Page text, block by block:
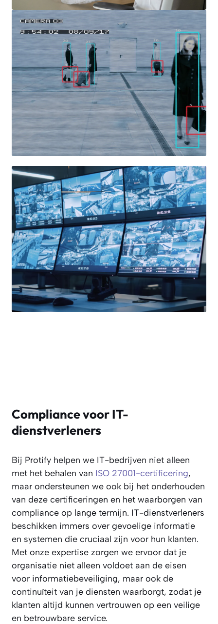
Compliance voor IT-
dienstverleners
Bij Protify helpen we IT-bedrijven niet alleen
met het behalen van ISO 27001-certificering,
maar ondersteunen we ook bij het onderhouden
van deze certificeringen en het waarborgen van
compliance op lange termijn. IT-dienstverleners
beschikken immers over gevoelige informatie
en systemen die cruciaal zijn voor hun klanten.
Met onze expertise zorgen we ervoor dat je
organisatie niet alleen voldoet aan de eisen
voor informatiebeveiliging, maar ook de
continuïteit van je diensten waarborgt, zodat je
klanten altijd kunnen vertrouwen op een veilige
en betrouwbare service.